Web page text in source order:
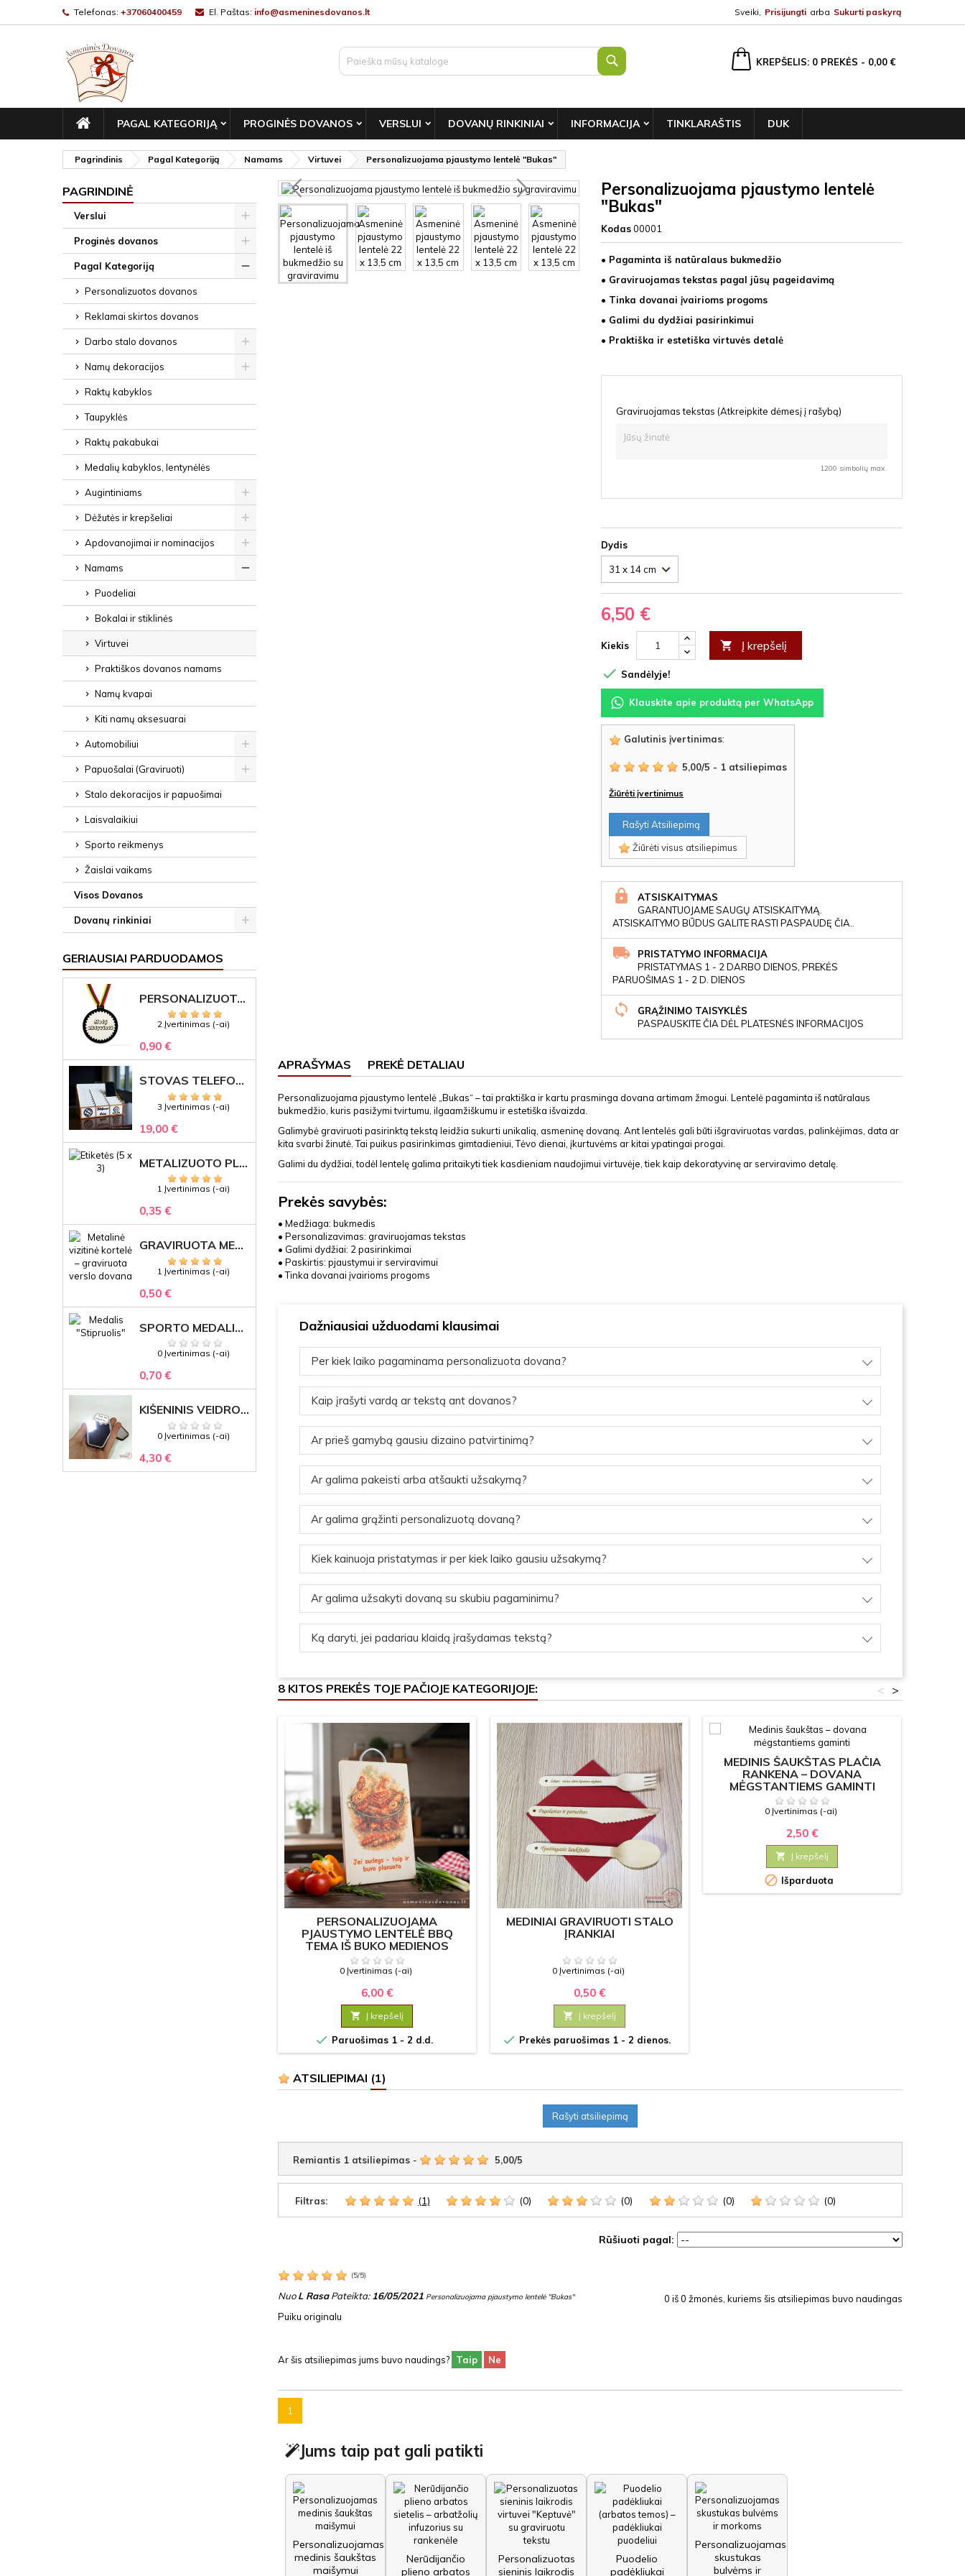
Telefonas: +37060400459 El. Paštas: info@asmeninesdovanos.lt Sveiki, Prisijungti arba Sukurti paskyrą
KREPŠELIS 0 PREKĖS - 0,00 €
PAGRINDINIS
PAGAL KATEGORIJĄ PROGINĖS DOVANOS VERSLUI DOVANŲ RINKINIAI INFORMACIJA TINKLARAŠTIS DUK
Pagrindinis Pagal Kategoriją Namams Virtuvei Personalizuojama pjaustymo lentelė "Bukas"
PAGRINDINĖ
Verslui
Proginės dovanos
Pagal Kategoriją
Personalizuotos dovanos
Reklamai skirtos dovanos
Darbo stalo dovanos
Namų dekoracijos
Raktų kabyklos
Taupyklės
Raktų pakabukai
Medalių kabyklos, lentynėlės
Augintiniams
Dėžutės ir krepšeliai
Apdovanojimai ir nominacijos
Namams
Puodeliai
Bokalai ir stiklinės
Virtuvei
Praktiškos dovanos namams
Namų kvapai
Kiti namų aksesuarai
Automobiliui
Papuošalai (Graviruoti)
Stalo dekoracijos ir papuošimai
Laisvalaikiui
Sporto reikmenys
Žaislai vaikams
Visos Dovanos
Dovanų rinkiniai
GERIAUSIAI PARDUODAMOS
PERSONALIZUOTAS MEDALIS "1" SU GRAVIRUOTU TEKSTU
2 Įvertinimas (-ai)
0,90 €
STOVAS TELEFONAMS KLASEI (27 VIETOS) – GRAVIRUOJAMAS ORGANIZATORIUS
3 Įvertinimas (-ai)
19,00 €
METALIZUOTO PLASTIKO ETIKETĖS SU GRAVIRUOTU TEKSTU -LOGOTIPU
1 Įvertinimas (-ai)
0,35 €
GRAVIRUOTA METALINĖ VIZITINĖ KORTELĖ SU LOGOTIPU – REPREZENTACINĖ VERSLO DOVANA
1 Įvertinimas (-ai)
0,50 €
SPORTO MEDALIS "STIPRUOLIS" SU GRAVIRUOTU TEKSTU
0 Įvertinimas (-ai)
0,70 €
KIŠENINIS VEIDRODĖLIS
0 Įvertinimas (-ai)
4,30 €
Personalizuojama pjaustymo lentelė
"Bukas"
Kodas00001
• Pagaminta iš natūralaus bukmedžio
• Graviruojamas tekstas pagal jūsų pageidavimą
• Tinka dovanai įvairioms progoms
• Galimi du dydžiai pasirinkimui
• Praktiška ir estetiška virtuvės detalė
Graviruojamas tekstas (Atkreipkite dėmesį į rašybą)
1200 simbolių max.
Dydis
6,50 €
Kiekis  Į krepšelį
 Sandėlyje!
Klauskite apie produktą per WhatsApp
Galutinis įvertinimas:
5,00/5 - 1 atsiliepimas
Žiūrėti įvertinimus
Rašyti Atsiliepimą
Žiūrėti visus atsiliepimus
ATSISKAITYMAS
GARANTUOJAME SAUGŲ ATSISKAITYMĄ.
ATSISKAITYMO BŪDUS GALITE RASTI PASPAUDĘ ČIA..
PRISTATYMO INFORMACIJA
PRISTATYMAS 1 - 2 DARBO DIENOS, PREKĖS
PARUOŠIMAS 1 - 2 D. DIENOS
GRĄŽINIMO TAISYKLĖS
PASPAUSKITE ČIA DĖL PLATESNĖS INFORMACIJOS
APRAŠYMAS PREKĖ DETALIAU
Personalizuojama pjaustymo lentelė „Bukas“ – tai praktiška ir kartu prasminga dovana artimam žmogui. Lentelė pagaminta iš natūralaus
bukmedžio, kuris pasižymi tvirtumu, ilgaamžiškumu ir estetiška išvaizda.
Galimybė graviruoti pasirinktą tekstą leidžia sukurti unikalią, asmeninę dovaną. Ant lentelės gali būti išgraviruotas vardas, palinkėjimas, data ar
kita svarbi žinutė. Tai puikus pasirinkimas gimtadieniui, Tėvo dienai, įkurtuvėms ar kitai ypatingai progai.
Galimi du dydžiai, todėl lentelę galima pritaikyti tiek kasdieniam naudojimui virtuvėje, tiek kaip dekoratyvinę ar serviravimo detalę.
Prekės savybės:
• Medžiaga: bukmedis
• Personalizavimas: graviruojamas tekstas
• Galimi dydžiai: 2 pasirinkimai
• Paskirtis: pjaustymui ir serviravimui
• Tinka dovanai įvairioms progoms
Dažniausiai užduodami klausimai
Per kiek laiko pagaminama personalizuota dovana?
Kaip įrašyti vardą ar tekstą ant dovanos?
Ar prieš gamybą gausiu dizaino patvirtinimą?
Ar galima pakeisti arba atšaukti užsakymą?
Ar galima grąžinti personalizuotą dovaną?
Kiek kainuoja pristatymas ir per kiek laiko gausiu užsakymą?
Ar galima užsakyti dovaną su skubiu pagaminimu?
Ką daryti, jei padariau klaidą įrašydamas tekstą?
8 KITOS PREKĖS TOJE PAČIOJE KATEGORIJOJE: >
<
PERSONALIZUOJAMA
PJAUSTYMO LENTELĖ BBQ
TEMA IŠ BUKO MEDIENOS
0 Įvertinimas (-ai)
6,00 €
 Į krepšelį
 Paruošimas 1 - 2 d.d.
MEDINIAI GRAVIRUOTI STALO
ĮRANKIAI
0 Įvertinimas (-ai)
0,50 €
 Į krepšelį
 Prekės paruošimas 1 - 2 dienos.
MEDINIS ŠAUKŠTAS PLAČIA
RANKENA – DOVANA
MĖGSTANTIEMS GAMINTI
0 Įvertinimas (-ai)
2,50 €
 Į krepšelį
 Išparduota
ATSILIEPIMAI (1)
Rašyti atsiliepimą
Remiantis 1 atsiliepimas - 5,00/5
Filtras: (1) (0) (0) (0) (0)
Rūšiuoti pagal:
(5/5)
NuoL RasaPateikta: 16/05/2021 Personalizuojama pjaustymo lentelė "Bukas" 0 iš0 žmonės, kuriems šis atsiliepimas buvo naudingas
Puiku originalu
Ar šis atsiliepimas jums buvo naudings? Taip Ne
1
Jums taip pat gali patikti
Personalizuojamas
medinis šaukštas
maišymui
Nerūdijančio
plieno arbatos
Personalizuotas
sieninis laikrodis
Puodelio
padėkliukai
Personalizuojamas
skustukas
bulvėms ir